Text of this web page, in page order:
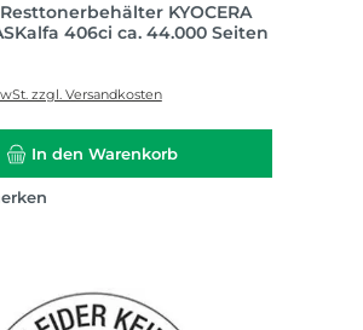
Resttonerbehälter KYOCERA
406ci ca. 44.000 Seiten
zzgl. Versandkosten
In den Warenkorb